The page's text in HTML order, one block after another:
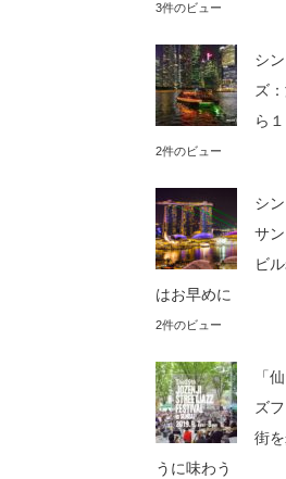
3件のビュー
シ
ズ
ら
2件のビュー
シ
サ
ビ
はお早めに
2件のビュー
「
ズ
街
うに味わう